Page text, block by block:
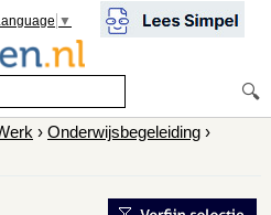
▼
🔍
› Onderwijsbegeleiding ›